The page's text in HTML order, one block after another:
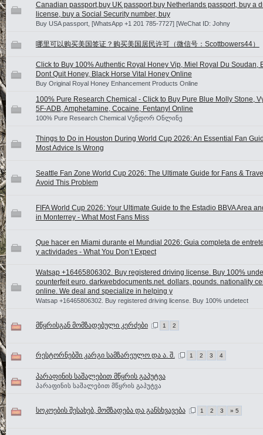
Canadian passport,buy UK passport,buy Netherlands passport, buy a
license, buy a Social Security number, buy
Buy USA passport, [WhatsApp +1 201 785-7727] [WeChat ID: Johny
哪里可以购买美国签证？购买美国居民许可（微信号：Scottbowers44）
Click to Buy 100% Authentic Royal Honey Vip, Miel Royal Du Soudan,
Dont Quit Honey, Black Horse Vital Honey Online
Buy Original Royal Honey Enhancement Products Online
100% Pure Research Chemical - Click to Buy Pure Blue Molly Stone,
5F-ADB, Amphetamine, Cocaine, Fentanyl Online
100% Pure Research Chemical Vენდორ Oნლინე
Things to Do in Houston During World Cup 2026: An Essential Fan
Most Advice Is Wrong
Seattle Fan Zone World Cup 2026: The Ultimate Guide for Fans &
Avoid This Problem
FIFA World Cup 2026: Your Ultimate Guide to the Estadio BBVA Area
in Monterrey - What Most Fans Miss
Que hacer en Miami durante el Mundial 2026: Guia completa de
y actividades - What You Don’t Expect
Watsap +16465806302. Buy registered driving license. Buy 100%
counterfeit euro. darkwebdocuments.net. dollars, pounds. nationality
online. We deal and specialize in helping y
Watsap +16465806302. Buy registered driving license. Buy 100% undetect
მწყრისგან მომზადებული კერძები 1 2
რესტორნებში კარგი სამზარეულო და ა. შ. 1 2 3 4
პარაფინის საშალებით მწყრის გაპუტვა
პარაფინის საშალებით მწყრის გაპუტვა
სოკოების შესახებ, მომზადება და განსხვავება 1 2 3 » 5